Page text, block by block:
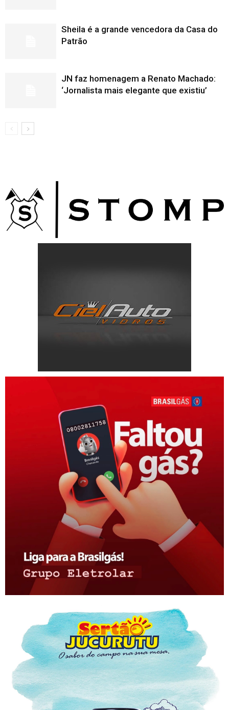
Sheila é a grande vencedora da Casa do
Patrão
JN faz homenagem a Renato Machado:
‘Jornalista mais elegante que existiu’